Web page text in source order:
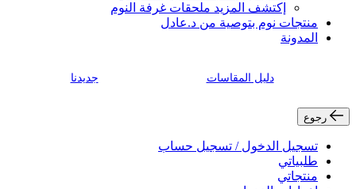
إكتشف المزيد ملحقات غرفة النوم
منتجات نوم بتوصية من د.عادل
المدونة
دليل المقاسات جديدنا
رجوع
تسجيل الدخول / تسجيل حساب
طلبياتي
منتجاتي